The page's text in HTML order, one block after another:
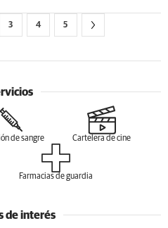
3 4 5
de sangre Cartelera de cine
Farmacias de guardia
de interés